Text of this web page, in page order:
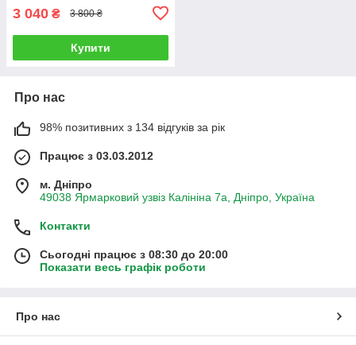
3 040 ₴ 3 800 ₴
Купити
Про нас
98% позитивних з 134 відгуків за рік
Працює з 03.03.2012
м. Дніпро
49038 Ярмарковий узвіз Калініна 7а, Дніпро, Україна
Контакти
Сьогодні працює з 08:30 до 20:00
Показати весь графік роботи
Про нас